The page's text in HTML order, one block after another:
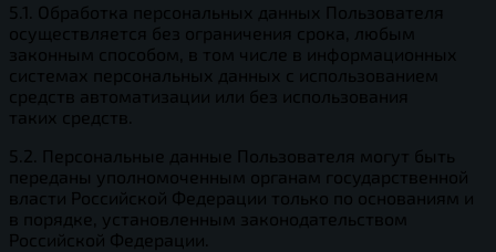
5.1. Обработка персональных данных Пользователя
осуществляется без ограничения срока, любым
законным способом, в том числе в информационных
системах персональных данных с использованием
средств автоматизации или без использования
таких средств.
5.2. Персональные данные Пользователя могут быть
переданы уполномоченным органам государственной
власти Российской Федерации только по основаниям и
в порядке, установленным законодательством
Российской Федерации.